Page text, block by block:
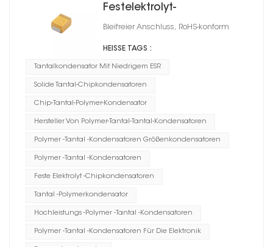
Festelektrolyt-
Chipkondensator,
Bleifreier Anschluss, RoHS-konform
HEISSE TAGS :
Tantalkondensator Mit Niedrigem ESR
Solide Tantal-Chipkondensatoren
Chip-Tantal-Polymer-Kondensator
Hersteller Von Polymer-Tantal-Tantal-Kondensatoren
Polymer -Tantal -Kondensatoren Größenkondensatoren
Polymer -Tantal -Kondensatoren
Feste Elektrolyt -Chipkondensatoren
Tantal -Polymerkondensator
Hochleistungs -Polymer -Tantal -Kondensatoren
Polymer -Tantal -Kondensatoren Für Die Elektronik